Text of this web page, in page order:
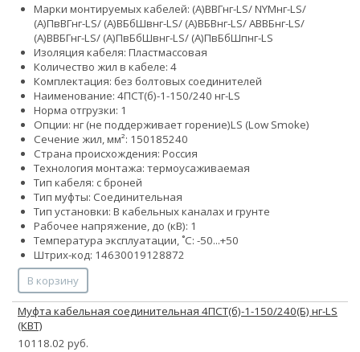
Марки монтируемых кабелей: (А)ВВГнг-LS/ NYMнг-LS/
(А)ПвВГнг-LS/ (А)ВБбШвнг-LS/ (А)ВБВнг-LS/ АВВБнг-LS/
(А)ВВБГнг-LS/ (А)ПвБбШвнг-LS/ (А)ПвБбШпнг-LS
Изоляция кабеля: Пластмассовая
Количество жил в кабеле: 4
Комплектация: без болтовых соединителей
Наименование: 4ПСТ(б)-1-150/240 нг-LS
Норма отгрузки: 1
Опции: нг (не поддерживает горение)LS (Low Smoke)
Сечение жил, мм²: 150185240
Страна происхождения: Россия
Технология монтажа: термоусаживаемая
Тип кабеля: с броней
Тип муфты: Соединительная
Тип установки: В кабельных каналах и грунте
Рабочее напряжение, до (кВ): 1
Температура эксплуатации, ˚С: -50...+50
Штрих-код: 14630019128872
В корзину
Муфта кабельная соединительная 4ПСТ(б)-1-150/240(Б) нг-LS
(КВТ)
10118.02 руб.